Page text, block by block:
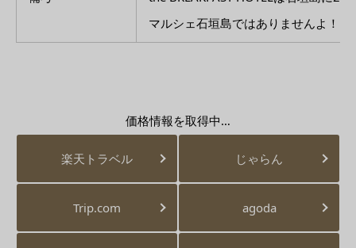
マルシェ石垣島ではありませんよ！
価格情報を取得中…
楽天トラベル じゃらん
Trip.com agoda